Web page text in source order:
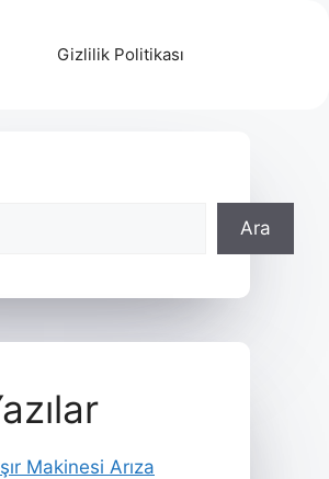
Gizlilik Politikası
Ara
Makinesi Arıza